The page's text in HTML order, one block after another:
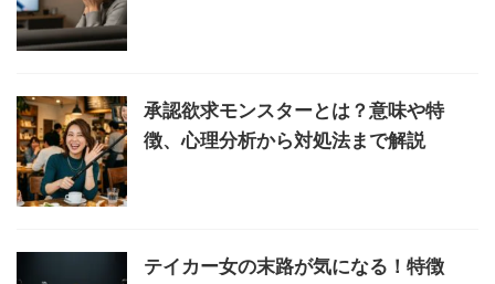
承認欲求モンスターとは？意味や特
徴、心理分析から対処法まで解説
テイカー女の末路が気になる！特徴